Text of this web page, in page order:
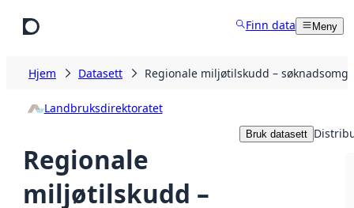
Finn data Meny
Hjem Datasett Regionale miljøtilskudd –
Landbruksdirektoratet
Regionale
miljøtilskudd –
Bruk datasett